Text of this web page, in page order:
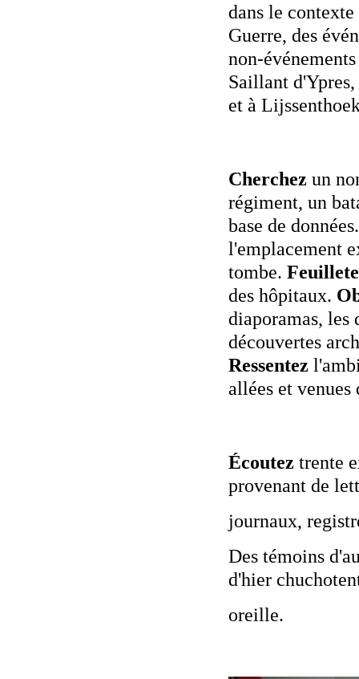
dans le
Guerre, des
non-
Saillant
et à
Cherchez un
régiment, un
base de
l'emplacement
tombe.
des hôpitaux.
diaporamas, les
découvertes
Ressentez
allées et venues
Écoutez trente
provenant de
journaux,
Des témoins
d'hier
oreille.